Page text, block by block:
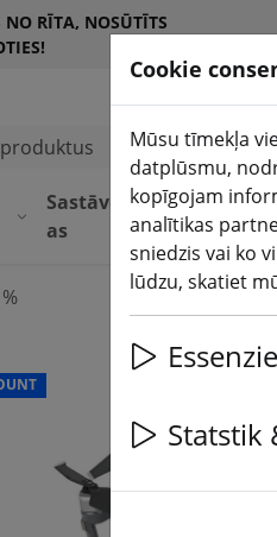
NO RĪTA, NOSŪTĪTS
Sastāvdaļ
as
Aprīkoju
ms
%
Cookie
Mūsu tīmekļa
datplūsmu,
kopīgojam
analītikas
sniedzis vai ko
lūdzu, skatiet
Statstik